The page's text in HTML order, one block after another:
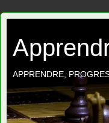
APPRENDRE,